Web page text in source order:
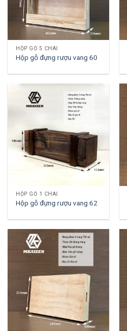
HỘP GỖ 5 CHAI
Hộp gỗ đựng rượu vang 60
HỘP GỖ 1 CHAI
Hộp gỗ đựng rượu vang 62